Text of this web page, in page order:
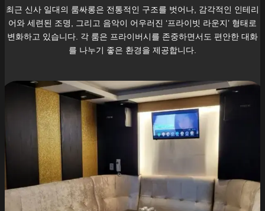
최근 신사 일대의 룸싸롱은 전통적인 구조를 벗어나, 감각적인 인테리
어와 세련된 조명, 그리고 음악이 어우러진 ‘프라이빗 라운지’ 형태로
변화하고 있습니다. 각 룸은 프라이버시를 존중하면서도 편안한 대화
를 나누기 좋은 환경을 제공합니다.